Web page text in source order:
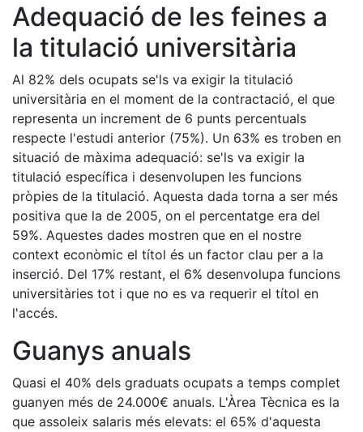
Adequació de les feines a
la titulació universitària
Al 82% dels ocupats se'ls va exigir la titulació
universitària en el moment de la contractació, el que
representa un increment de 6 punts percentuals
respecte l'estudi anterior (75%). Un 63% es troben en
situació de màxima adequació: se'ls va exigir la
titulació específica i desenvolupen les funcions
pròpies de la titulació. Aquesta dada torna a ser més
positiva que la de 2005, on el percentatge era del
59%. Aquestes dades mostren que en el nostre
context econòmic el títol és un factor clau per a la
inserció. Del 17% restant, el 6% desenvolupa funcions
universitàries tot i que no es va requerir el títol en
l'accés.
Guanys anuals
Quasi el 40% dels graduats ocupats a temps complet
guanyen més de 24.000€ anuals. L'Àrea Tècnica es la
que assoleix salaris més elevats: el 65% d'aquesta